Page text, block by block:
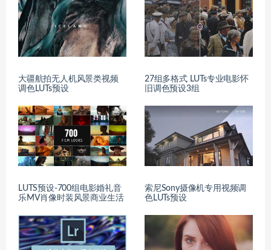
大疆航拍无人机风景类视频
调色LUTs预设
27组多格式 LUTs专业电影怀
旧调色预设3组
LUTS预设-700组电影婚礼音
乐MV肖像时装风景商业生活
索尼Sony摄像机专用视频调
色LUTs预设